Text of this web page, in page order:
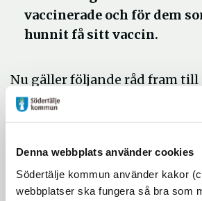
Denna webbplats använder cookies
Södertälje kommun använder kakor
webbplatser ska fungera så bra som
vaccinerade och för dem
hunnit få sitt vaccin.
Nu gäller följande råd fram till
både för den som fått vaccin
ännu inte fått erbjudande om
Om du eller någon i
symtom rekommenderas
möjligt, alla stannar